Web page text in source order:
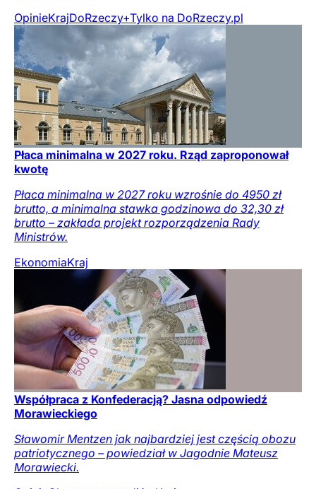
OpinieKrajDoRzeczy+Tylko na DoRzeczy.pl
Płaca minimalna w 2027 roku. Rząd zaproponował
kwotę
Płaca minimalna w 2027 roku wzrośnie do 4950 zł
brutto, a minimalna stawka godzinowa do 32,30 zł
brutto – zakłada projekt rozporządzenia Rady
Ministrów.
EkonomiaKraj
Współpraca z Konfederacją? Jasna odpowiedź
Morawieckiego
Sławomir Mentzen jak najbardziej jest częścią obozu
patriotycznego – powiedział w Jagodnie Mateusz
Morawiecki.